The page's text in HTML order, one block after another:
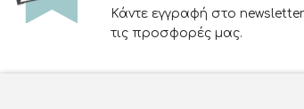
Κάντε εγγραφή στο
τις προσφορές μας.